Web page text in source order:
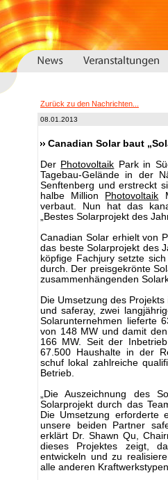
Zurück zu den Nachrichten...
08.01.2013
Canadian Solar baut
Der Photovoltaik Park in
Tagebau-Gelände in der
Senftenberg und erstreckt
halbe Million
Photovoltaik
verbaut. Nun hat das
„Bestes Solarprojekt des
Canadian Solar erhielt von
das beste Solarprojekt des
köpfige Fachjury setzte
durch. Der preisgekrönte
zusammenhängenden
Die Umsetzung des
und saferay, zwei
Solarunternehmen lieferte
von 148 MW und damit
166 MW. Seit der
67.500 Haushalte in der
schuf lokal zahlreiche
Betrieb.
„Die Auszeichnung des
Solarprojekt durch das
Die Umsetzung erforderte
unsere beiden Partner
erklärt Dr. Shawn Qu,
dieses Projektes zeigt,
entwickeln und zu
alle anderen